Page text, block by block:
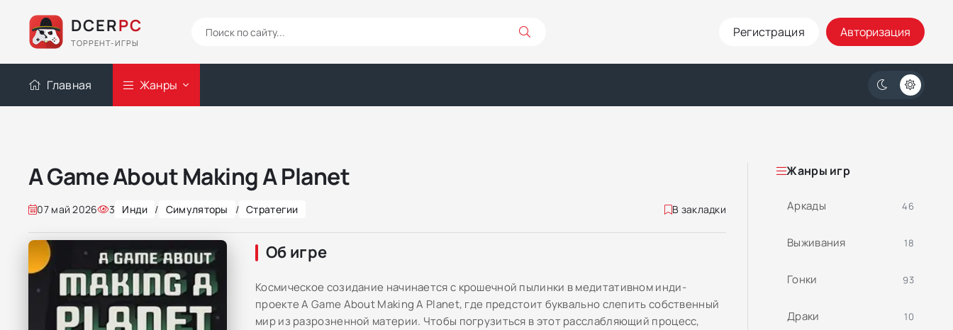
DCERPC
ТОРРЕНТ-ИГРЫ
Регистрация Авторизация
Главная Жанры
A Game About Making A Planet
07 май 2026 3 Инди / Симуляторы / Стратегии В закладки
Об игре
Космическое созидание начинается с крошечной пылинки в медитативном инди-
проекте A Game About Making A Planet, где предстоит буквально слепить собственный
мир из разрозненной материи. Чтобы погрузиться в этот расслабляющий процесс,
Жанры игр
Аркады 46
Выживания 18
Гонки 93
Драки 10